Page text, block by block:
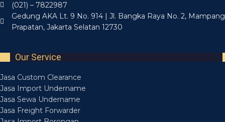
(021) – 7822987
Gedung AKA Lt. 9 No. 914 | Jl. Bangka Raya No. 2, Mampang
Prapatan, Jakarta Selatan 12730
Our Service
Jasa Custom Clearance
Jasa Import Undername
Jasa Sewa Undername
Jasa Freight Forwarder